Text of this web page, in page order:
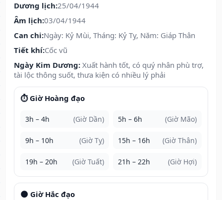
Dương lịch:25/04/1944
Âm lịch:03/04/1944
Can chi:Ngày: Kỷ Mùi, Tháng: Kỷ Tỵ, Năm: Giáp Thân
Tiết khí:Cốc vũ
Ngày Kim Dương: Xuất hành tốt, có quý nhân phù trợ,
tài lộc thông suốt, thưa kiện có nhiều lý phải
⏱️ Giờ Hoàng đạo
3h – 4h (Giờ Dần) 5h – 6h (Giờ Mão)
9h – 10h (Giờ Tỵ) 15h – 16h (Giờ Thân)
19h – 20h (Giờ Tuất) 21h – 22h (Giờ Hợi)
🌑 Giờ Hắc đạo